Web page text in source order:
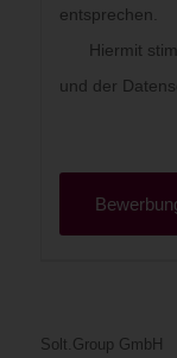
entsprechen.
Hiermit
und der
Solt.Group GmbH